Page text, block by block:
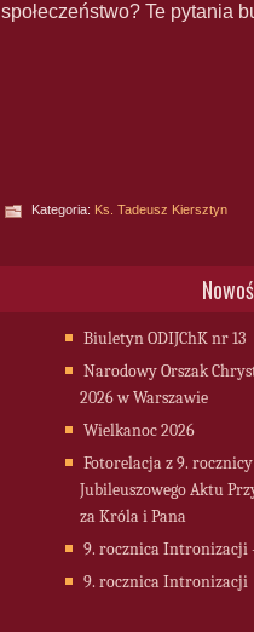
społeczeństwo? Te pytania
Kategoria: Ks. Tadeusz Kiersztyn
Biuletyn ODIJChK nr 13
Narodowy Orszak
2026 w Warszawie
Wielkanoc 2026
Fotorelacja z 9.
Jubileuszowego Aktu
za Króla i Pana
9. rocznica Intronizacji
9. rocznica Intronizacji